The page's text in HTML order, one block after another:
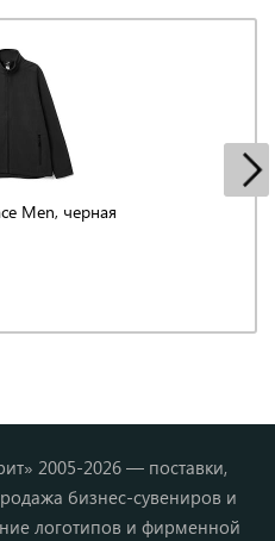
Men, черная
2005-2026 — поставки,
бизнес-сувениров и
логотипов и фирменной